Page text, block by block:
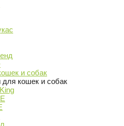
и собак
для кошек и собак